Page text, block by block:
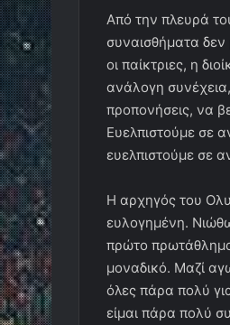
Από την πλευρά
συναισθήματα
οι παίκτριες, η
ανάλογη
προπονήσεις, να
Ευελπιστούμε σε
ευελπιστούμε σε
Η αρχηγός του
ευλογημένη.
πρώτο
μοναδικό. Μαζί
όλες πάρα πολύ
είμαι πάρα πολύ